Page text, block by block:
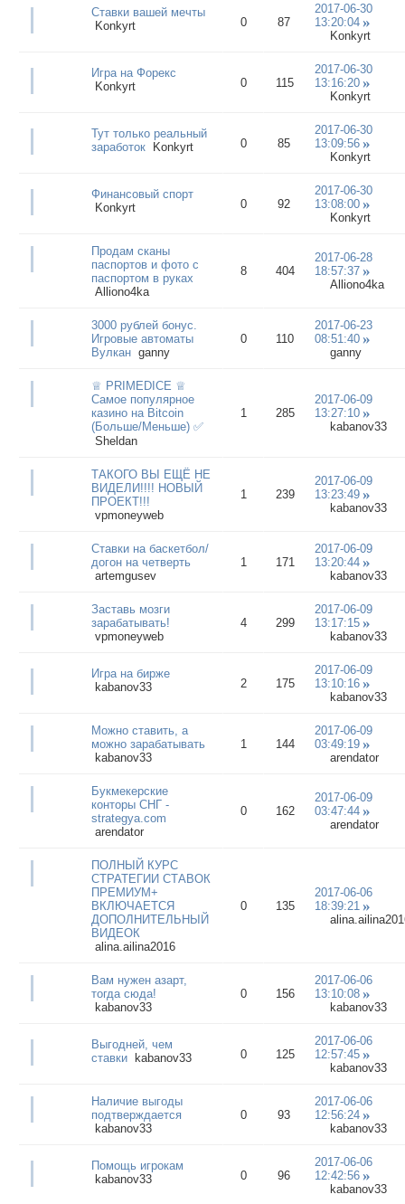
Ставки вашей мечты
Konkyrt
0 87
2017-06-30
13:20:04
Konkyrt
Игра на Форекс
Konkyrt
0 115
2017-06-30
13:16:20
Konkyrt
Тут только реальный
заработок
Konkyrt 0 85
2017-06-30
13:09:56
Konkyrt
Финансовый спорт
Konkyrt
0 92
2017-06-30
13:08:00
Konkyrt
Продам сканы
паспортов и фото с
паспортом в руках
Alliono4ka
8 404
2017-06-28
18:57:37
Alliono4ka
3000 рублей бонус.
Игровые автоматы
Вулкан ganny
0 110
2017-06-23
08:51:40
ganny
♕ PRIMEDICE ♕
Самое популярное
казино на Bitcoin
(Больше/Меньше) ✅
Sheldan
1 285
2017-06-09
13:27:10
kabanov33
ТАКОГО ВЫ ЕЩЁ НЕ
ВИДЕЛИ!!!! НОВЫЙ
ПРОЕКТ!!!
vpmoneyweb
1 239
2017-06-09
13:23:49
kabanov33
Ставки на баскетбол/
догон на четверть
artemgusev
1 171
2017-06-09
13:20:44
kabanov33
Заставь мозги
зарабатывать!
vpmoneyweb
4 299
2017-06-09
13:17:15
kabanov33
Игра на бирже
kabanov33
2 175
2017-06-09
13:10:16
kabanov33
Можно ставить, а
можно зарабатывать
kabanov33
1 144
2017-06-09
03:49:19
arendator
Букмекерские
конторы СНГ -
strategya.com
arendator
0 162
2017-06-09
03:47:44
arendator
ПОЛНЫЙ КУРС
СТРАТЕГИИ СТАВОК
ПРЕМИУМ+
ВКЛЮЧАЕТСЯ
ДОПОЛНИТЕЛЬНЫЙ
ВИДЕОК
alina.ailina2016
0 135
2017-06-06
18:39:21
Вам нужен азарт,
тогда сюда!
kabanov33
0 156
2017-06-06
13:10:08
kabanov33
Выгодней, чем
ставки kabanov33 0 125
2017-06-06
12:57:45
kabanov33
Наличие выгоды
подтверждается
kabanov33
0 93
2017-06-06
12:56:24
kabanov33
Помощь игрокам
kabanov33
0 96
2017-06-06
12:42:56
kabanov33